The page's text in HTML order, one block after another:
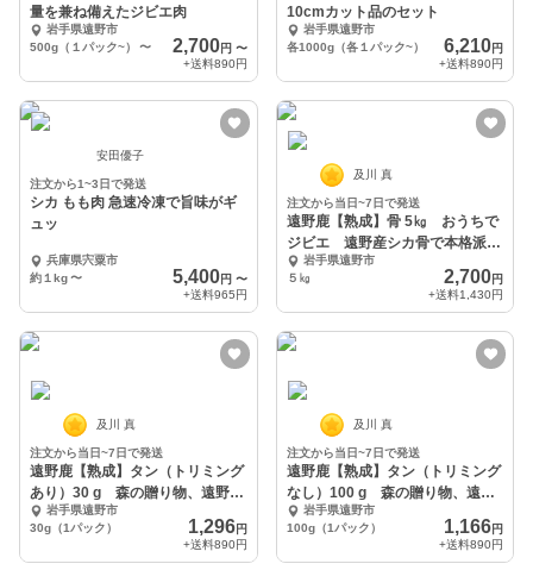
量を兼ね備えたジビエ肉
岩手県遠野市
500g（１パック~）
〜 2,700円 〜
+送料890円
10cmカット品のセット
岩手県遠野市
各1000g（各１パック~）
6,210円
+送料890円
安田優子
注文から1~3日で発送
シカ もも肉 急速冷凍で旨味がギ
ュッ
兵庫県宍粟市
約１kg〜 5,400円 〜
+送料965円
及川 真
注文から当日~7日で発送
遠野鹿【熟成】骨 5㎏ おうちで
ジビエ 遠野産シカ骨で本格派の
味を岩手県遠野市
５㎏
2,700円
+送料1,430円
及川 真
注文から当日~7日で発送
遠野鹿【熟成】タン（トリミング
あり）30 g 森の贈り物、遠野が
誇る幻の霜降り
岩手県遠野市
30g（1パック）
1,296円
+送料890円
及川 真
注文から当日~7日で発送
遠野鹿【熟成】タン（トリミング
なし）100 g 森の贈り物、遠野
が誇る幻の霜降り
岩手県遠野市
100g（1パック）
1,166円
+送料890円